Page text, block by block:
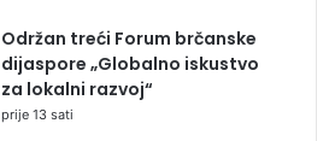
Održan treći Forum brčanske
dijaspore „Globalno iskustvo
za lokalni razvoj“
prije 13 sati